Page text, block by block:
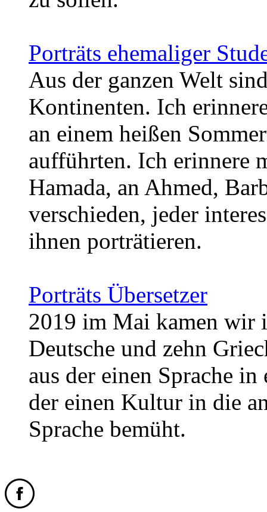
Porträts ehemaliger
Aus der ganzen Welt
Kontinenten. Ich
an einem heißen
aufführten. Ich erinnere
Hamada, an Ahmed,
verschieden, jeder
ihnen porträtieren.
Porträts Übersetzer
2019 im Mai kamen wir
Deutsche und zehn
aus der einen Sprache in
der einen Kultur in die
Sprache bemüht.